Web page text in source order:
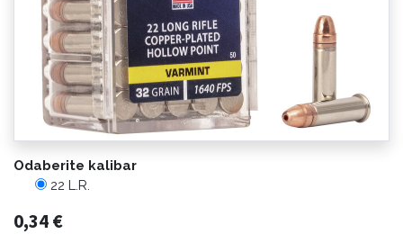
Odaberite kalibar
22 L.R.
0,34€